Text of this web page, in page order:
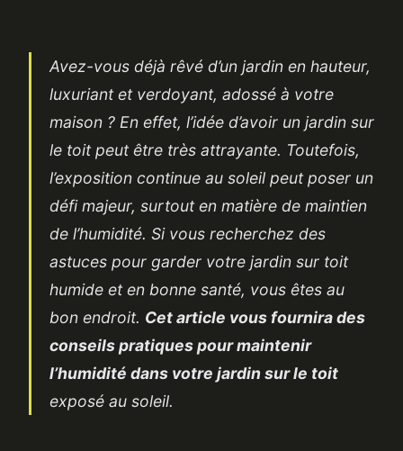
Avez-vous déjà rêvé d’un jardin en hauteur,
luxuriant et verdoyant, adossé à votre
maison ? En effet, l’idée d’avoir un jardin sur
le toit peut être très attrayante. Toutefois,
l’exposition continue au soleil peut poser un
défi majeur, surtout en matière de maintien
de l’humidité. Si vous recherchez des
astuces pour garder votre jardin sur toit
humide et en bonne santé, vous êtes au
bon endroit. Cet article vous fournira des
conseils pratiques pour maintenir
l’humidité dans votre jardin sur le toit
exposé au soleil.